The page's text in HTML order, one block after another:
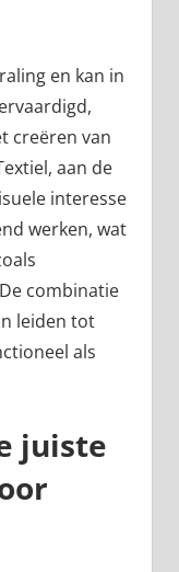
en kan in
creëren van
aan de
interesse
werken, wat
combinatie
leiden tot
als
juiste